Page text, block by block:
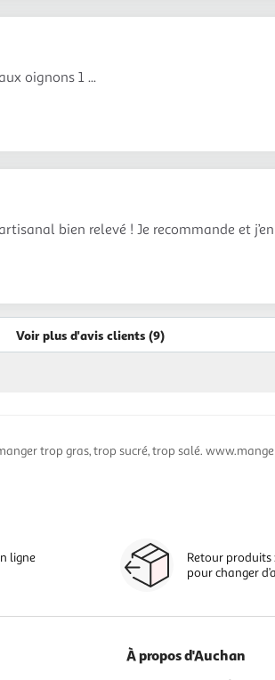
oignons 1 ...
bien relevé ! Je recommande et
Voir plus d'avis clients (9)
trop gras, trop sucré, trop salé.
ligne
Retour produits
pour changer
À propos d'Auchan